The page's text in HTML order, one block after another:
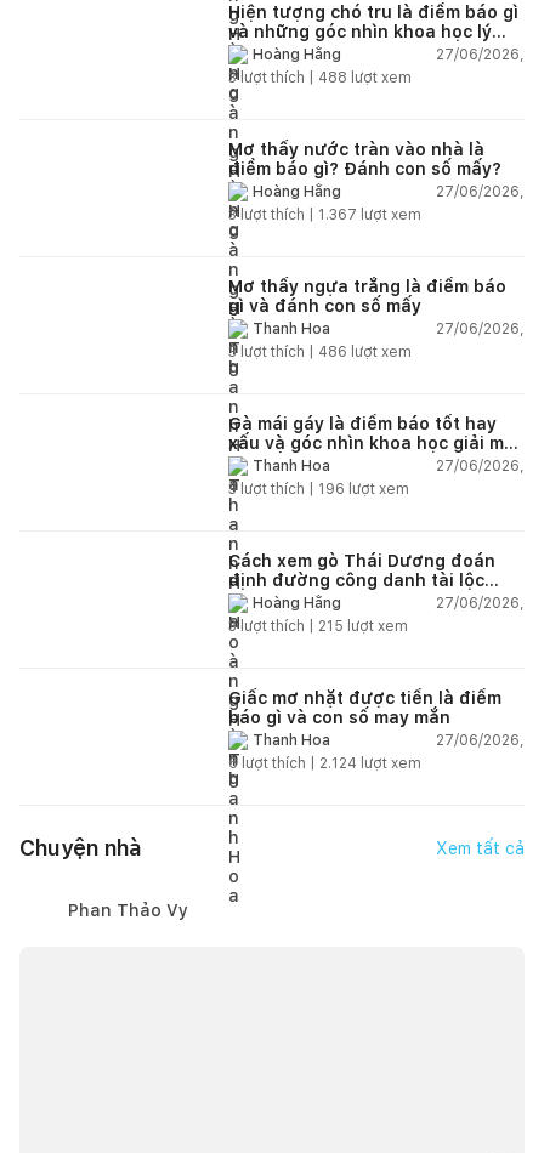
Hiện tượng chó tru là điềm báo gì
và những góc nhìn khoa học lý
giảiHoàng Hằng
27/06/2026,
3lượt thích | 488 lượt xem
Mơ thấy nước tràn vào nhà là
điềm báo gì? Đánh con số mấy?
Hoàng Hằng
27/06/2026,
3lượt thích | 1.367 lượt xem
Mơ thấy ngựa trắng là điềm báo
gì và đánh con số mấy
Thanh Hoa
27/06/2026,
3lượt thích | 486 lượt xem
Gà mái gáy là điềm báo tốt hay
xấu và góc nhìn khoa học giải mã
chi tiết
Thanh Hoa
27/06/2026,
3lượt thích | 196 lượt xem
Cách xem gò Thái Dương đoán
định đường công danh tài lộc
theo nhân tướng học
Hoàng Hằng
27/06/2026,
3lượt thích | 215 lượt xem
Giấc mơ nhặt được tiền là điềm
báo gì và con số may mắn
Thanh Hoa
27/06/2026,
6 lượt thích | 2.124 lượt xem
Chuyện nhà Xem tất cả
Phan Thảo Vy